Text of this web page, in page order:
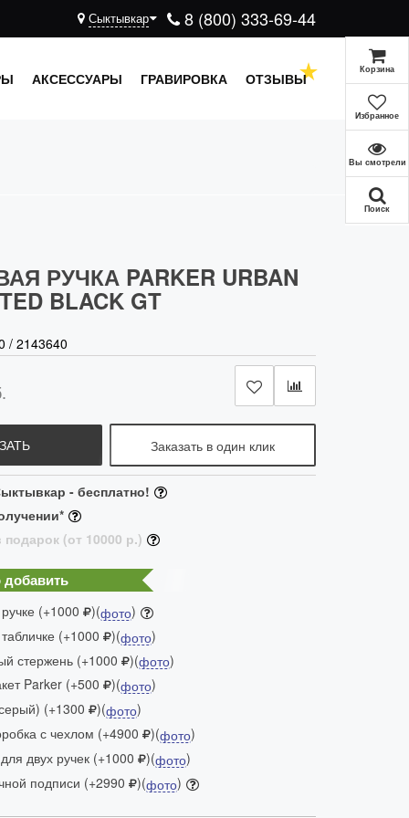
8 (800) 333-69-44
Сыктывкар
АКСЕССУАРЫ ГРАВИРОВКА ОТЗЫВЫ
РУЧКА PARKER URBAN
BLACK GT
/ 2143640
Заказать в один клик
- бесплатно!
(от 10000 р.)
(+1000 )(фото)
(+1000
)(фото)
стержень (+1000
)(фото)
Parker (+500
)(фото)
(+1300
)(фото)
с чехлом (+4900
)(фото)
двух ручек (+1000
)(фото)
подписи (+2990
)(фото)
Корзина
Избранное
Вы смотрели
Поиск